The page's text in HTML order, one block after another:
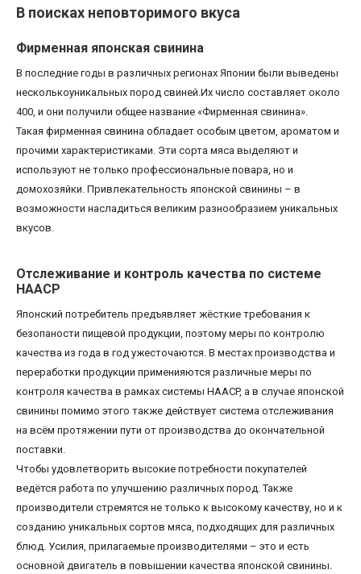
В поисках неповторимого вкуса
Фирменная японская свинина
В последние годы в различных регионах Японии были выведены
несколькоуникальных пород свиней.Их число составляет около
400, и они получили общее название «Фирменная свинина».
Такая фирменная свинина обладает особым цветом, ароматом и
прочими характеристиками. Эти сорта мяса выделяют и
используют не только профессиональные повара, но и
домохозяйки. Привлекательность японской свинины – в
возможности насладиться великим разнообразием уникальных
вкусов.
Отслеживание и контроль качества по системе
HAACP
Японский потребитель предъявляет жёсткие требования к
безопаности пищевой продукции, поэтому меры по контролю
качества из года в год ужесточаются. В местах производства и
переработки продукции применияются различные меры по
контроля качества в рамках системы HAACP, а в случае японской
свинины помимо этого также действует система отслеживания
на всём протяжении пути от производства до окончательной
поставки.
Чтобы удовлетворить высокие потребности покупателей
ведётся работа по улучшению различных пород. Также
производители стремятся не только к высокому качеству, но и к
созданию уникальных сортов мяса, подходящих для различных
блюд. Усилия, прилагаемые производителями – это и есть
основной двигатель в повышении качества японской свинины.